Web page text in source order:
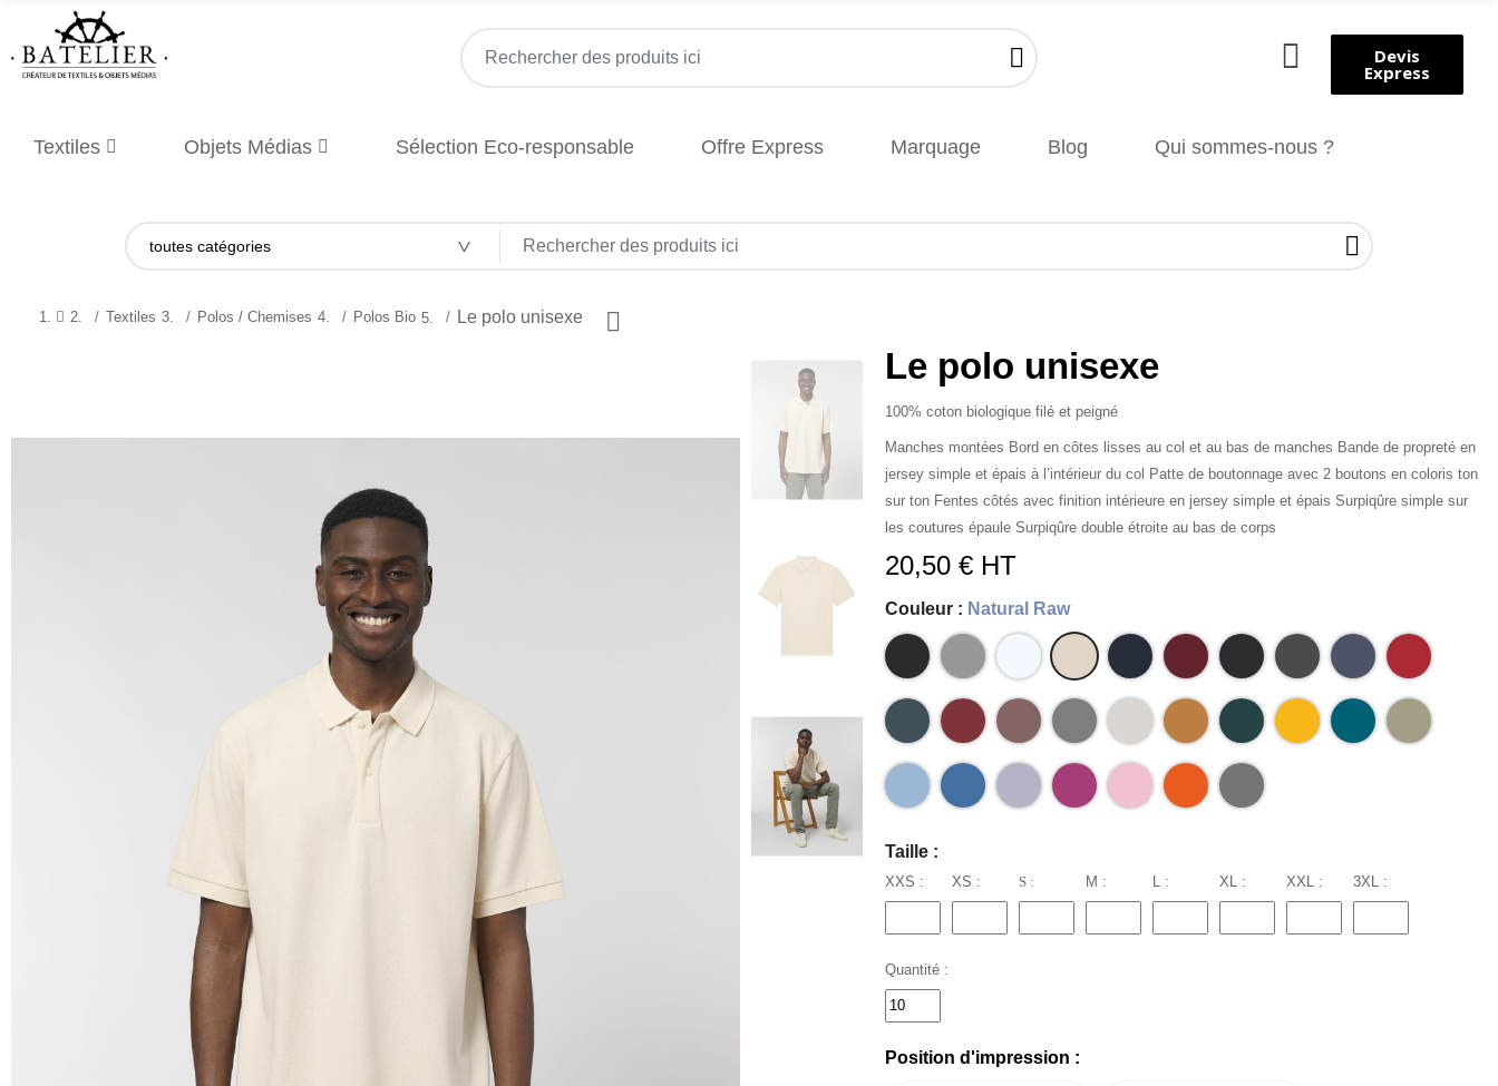
Devis
Express
Textiles Objets Médias Sélection Eco-responsable Offre Express Marquage Blog Qui sommes-nous ?
Textiles Polos / Chemises Polos Bio Le polo unisexe
Le polo unisexe
100% coton biologique filé et peigné
Manches montées Bord en côtes lisses au col et au bas de manches Bande de propreté en
jersey simple et épais à l’intérieur du col Patte de boutonnage avec 2 boutons en coloris ton
sur ton Fentes côtés avec finition intérieure en jersey simple et épais Surpiqûre simple sur
les coutures épaule Surpiqûre double étroite au bas de corps
20,50 € HT
Couleur : Natural Raw
Taille :
XXS : XS : S : M : L : XL : XXL : 3XL :
Quantité :
Position d'impression :